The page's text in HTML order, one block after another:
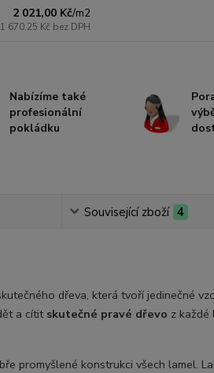
2 021,00 Kč/m2
1 670,25 Kč bez DPH
Nabízíme také
profesionální
pokládku
Související zboží 4
dřeva, která tvoří jedinečné
a cítit skutečné pravé dřevo z každé
promyšlené konstrukci všech lamel.